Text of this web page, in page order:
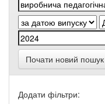
Почати новий пошук
Додати фільтри: